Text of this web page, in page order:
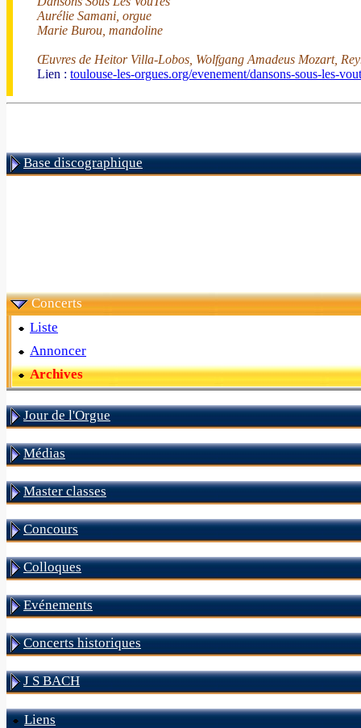
Aurélie Samani, orgue
Marie Burou, mandoline
Œuvres de Heitor Villa-Lobos, Wolfgang Amadeus Mozart,
Lien : toulouse-les-orgues.org/evenement/dansons-sous-les-
Base discographique
Concerts
Liste
Annoncer
Archives
Jour de l'Orgue
Médias
Master classes
Concours
Colloques
Evénements
Concerts historiques
J S BACH
Liens